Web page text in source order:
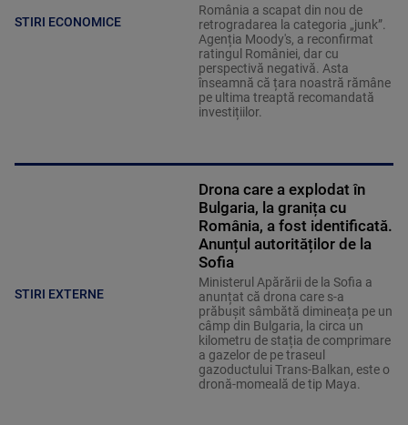
STIRI ECONOMICE
România a scapat din nou de
retrogradarea la categoria „junk”.
Agenția Moody's, a reconfirmat
ratingul României, dar cu
perspectivă negativă. Asta
înseamnă că țara noastră rămâne
pe ultima treaptă recomandată
investițiilor.
STIRI EXTERNE
Drona care a explodat în
Bulgaria, la granița cu
România, a fost identificată.
Anunțul autorităților de la
Sofia
Ministerul Apărării de la Sofia a
anunțat că drona care s-a
prăbușit sâmbătă dimineața pe un
câmp din Bulgaria, la circa un
kilometru de stația de comprimare
a gazelor de pe traseul
gazoductului Trans-Balkan, este o
dronă-momeală de tip Maya.